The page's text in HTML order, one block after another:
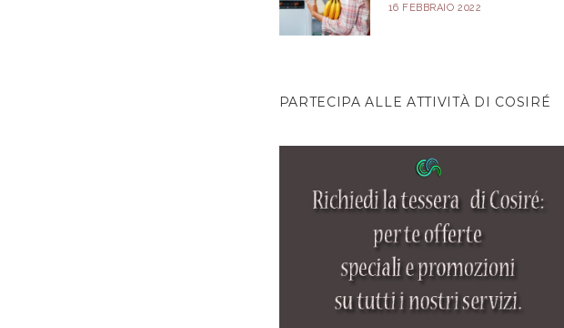
16 FEBBRAIO 2022
PARTECIPA ALLE ATTIVITÀ DI COSIRÉ